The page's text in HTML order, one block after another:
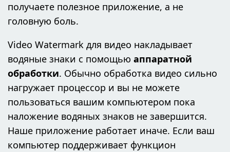
получаете полезное приложение, а не
головную боль.
Video Watermark для видео накладывает
водяные знаки с помощью аппаратной
обработки. Обычно обработка видео сильно
нагружает процессор и вы не можете
пользоваться вашим компьютером пока
наложение водяных знаков не завершится.
Наше приложение работает иначе. Если ваш
компьютер поддерживает функцион